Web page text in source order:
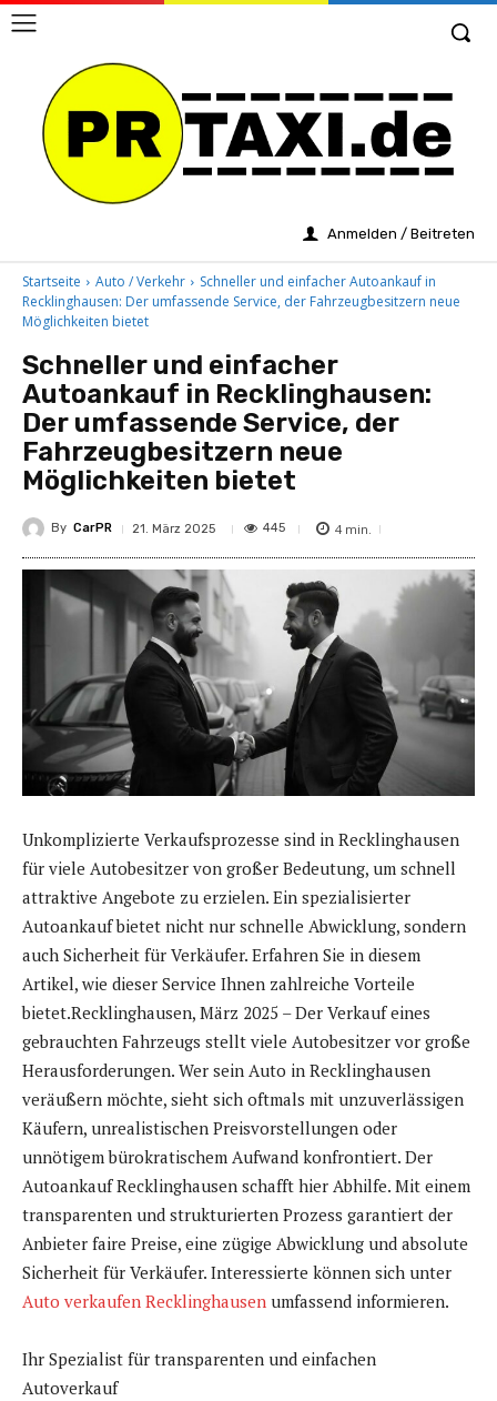
Anmelden / Beitreten
Startseite Auto / Verkehr
Schneller und einfacher Autoankauf in
Recklinghausen: Der umfassende Service, der Fahrzeugbesitzern neue
Möglichkeiten bietet
Schneller und einfacher
Autoankauf in Recklinghausen:
Der umfassende Service, der
Fahrzeugbesitzern neue
Möglichkeiten bietet
By CarPR 21. März 2025 445 4 min.
Unkomplizierte Verkaufsprozesse sind in Recklinghausen
für viele Autobesitzer von großer Bedeutung, um schnell
attraktive Angebote zu erzielen. Ein spezialisierter
Autoankauf bietet nicht nur schnelle Abwicklung, sondern
auch Sicherheit für Verkäufer. Erfahren Sie in diesem
Artikel, wie dieser Service Ihnen zahlreiche Vorteile
bietet.Recklinghausen, März 2025 – Der Verkauf eines
gebrauchten Fahrzeugs stellt viele Autobesitzer vor große
Herausforderungen. Wer sein Auto in Recklinghausen
veräußern möchte, sieht sich oftmals mit unzuverlässigen
Käufern, unrealistischen Preisvorstellungen oder
unnötigem bürokratischem Aufwand konfrontiert. Der
Autoankauf Recklinghausen schafft hier Abhilfe. Mit einem
transparenten und strukturierten Prozess garantiert der
Anbieter faire Preise, eine zügige Abwicklung und absolute
Sicherheit für Verkäufer. Interessierte können sich unter
Auto verkaufen Recklinghausen umfassend informieren.
Ihr Spezialist für transparenten und einfachen
Autoverkauf